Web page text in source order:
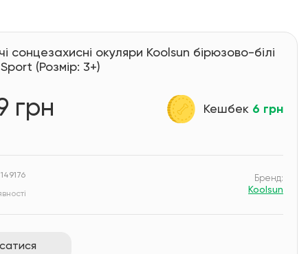
сонцезахисні окуляри Koolsun бірюзово-білі
Sport (Розмір: 3+)
грн Кешбек 6 грн
Бренд:
Koolsun